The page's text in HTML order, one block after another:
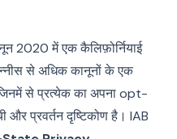
2020 में एक कैलिफ़ोर्नियाई
से अधिक कानूनों के एक
से प्रत्येक का अपना opt-
प्रवर्तन दृष्टिकोण है। IAB